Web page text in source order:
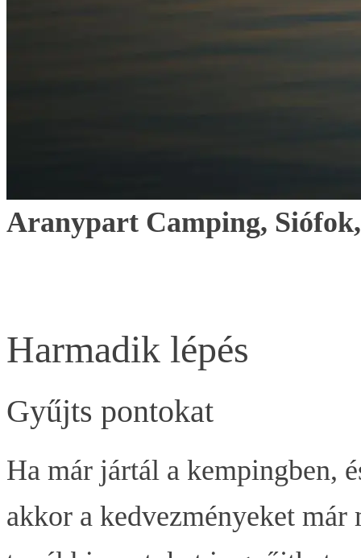
Aranypart Camping,
Harmadik lépés
Gyűjts pontokat
Ha már jártál a kempingben,
akkor a kedvezményeket